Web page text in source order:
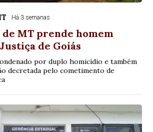
Há 3 semanas
MT prende homem
de Goiás
por duplo homicídio e também
decretada pelo cometimento de